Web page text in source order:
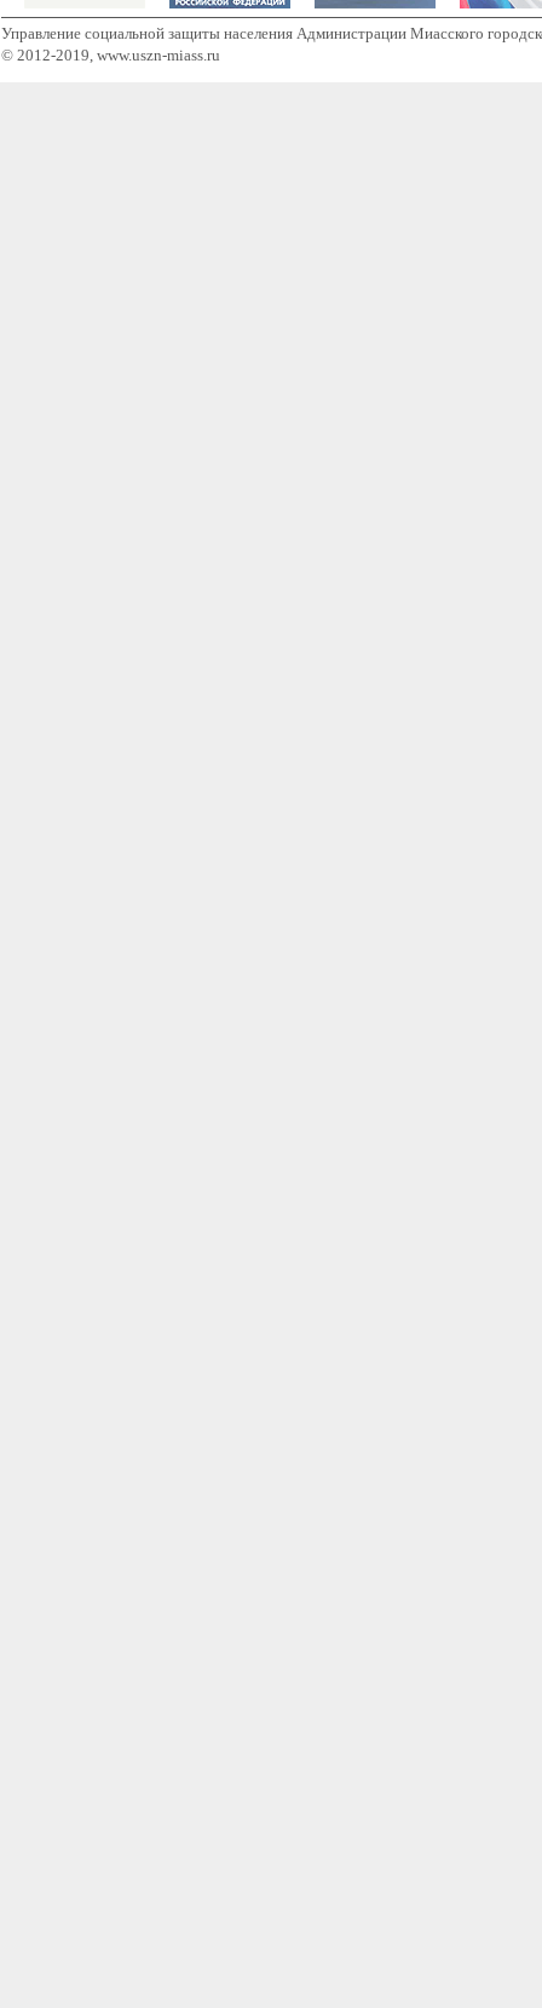
Управление социальной защиты населения Администрации Миасского
© 2012-2019, www.uszn-miass.ru